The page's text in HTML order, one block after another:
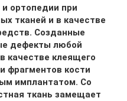
и ортопедии при
тканей и в качестве
Созданные
дефекты любой
качестве клеящего
фрагментов кости
имплантатом. Со
ткань замещает